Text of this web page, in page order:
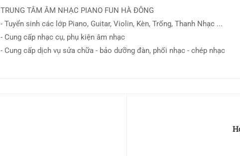
TRUNG TÂM ÂM NHẠC PIANO FUN HÀ ĐÔNG
- Tuyển sinh các lớp Piano, Guitar, Violin, Kèn, Trống, Thanh Nhạc ...
- Cung cấp nhạc cụ, phụ kiện âm nhạc
- Cung cấp dịch vụ sửa chữa - bảo dưỡng đàn, phối nhạc - chép nhạc